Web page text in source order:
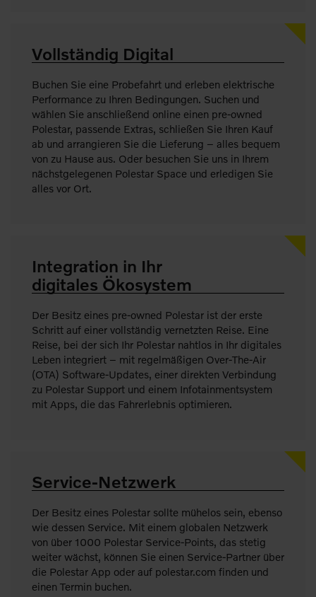
Vollständig Digital
Buchen Sie eine Probefahrt und erleben elektrische
Performance zu Ihren Bedingungen. Suchen und
wählen Sie anschließend online einen pre-owned
Polestar, passende Extras, schließen Sie Ihren Kauf
ab und arrangieren Sie die Lieferung – alles bequem
von zu Hause aus. Oder besuchen Sie uns in Ihrem
nächstgelegenen Polestar Space und erledigen Sie
alles vor Ort.
Integration in Ihr
digitales Ökosystem
Der Besitz eines pre-owned Polestar ist der erste
Schritt auf einer vollständig vernetzten Reise. Eine
Reise, bei der sich Ihr Polestar nahtlos in Ihr digitales
Leben integriert – mit regelmäßigen Over-The-Air
(OTA) Software-Updates, einer direkten Verbindung
zu Polestar Support und einem Infotainmentsystem
mit Apps, die das Fahrerlebnis optimieren.
Service-Netzwerk
Der Besitz eines Polestar sollte mühelos sein, ebenso
wie dessen Service. Mit einem globalen Netzwerk
von über 1000 Polestar Service-Points, das stetig
weiter wächst, können Sie einen Service-Partner über
die Polestar App oder auf polestar.com finden und
einen Termin buchen.